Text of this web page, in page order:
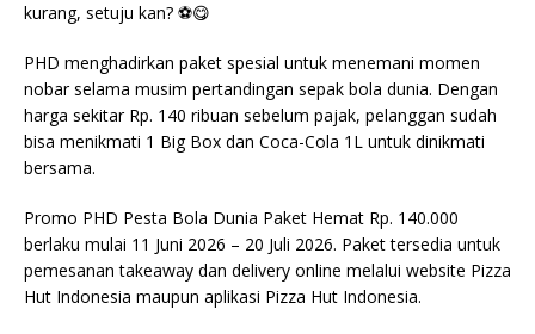
kurang, setuju kan? ⚽😋
PHD menghadirkan paket spesial untuk menemani momen
nobar selama musim pertandingan sepak bola dunia. Dengan
harga sekitar Rp. 140 ribuan sebelum pajak, pelanggan sudah
bisa menikmati 1 Big Box dan Coca-Cola 1L untuk dinikmati
bersama.
Promo PHD Pesta Bola Dunia Paket Hemat Rp. 140.000
berlaku mulai 11 Juni 2026 – 20 Juli 2026. Paket tersedia untuk
pemesanan takeaway dan delivery online melalui website Pizza
Hut Indonesia maupun aplikasi Pizza Hut Indonesia.